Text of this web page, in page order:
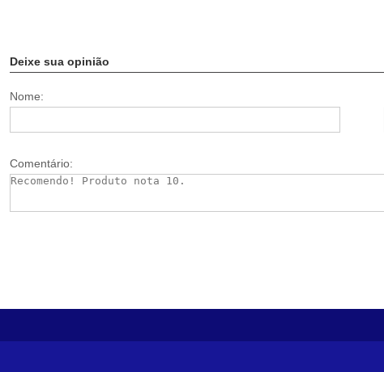
Deixe sua opinião
Nome:
Comentário: